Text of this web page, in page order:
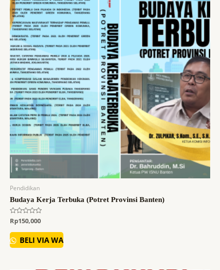
Pendidikan
Budaya Kerja Terbuka (Potret Provinsi Banten)
Dinilai
0
dari
5
Rp150,000
BELI VIA WA